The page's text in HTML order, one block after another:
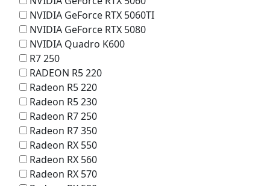
NVIDIA GeForce RTX 5060TI
NVIDIA GeForce RTX 5080
NVIDIA Quadro K600
R7 250
RADEON R5 220
Radeon R5 220
Radeon R5 230
Radeon R7 250
Radeon R7 350
Radeon RX 550
Radeon RX 560
Radeon RX 570